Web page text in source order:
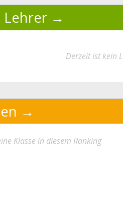
Lehrer
Derzeit ist kein
Klasse in diesem Ranking